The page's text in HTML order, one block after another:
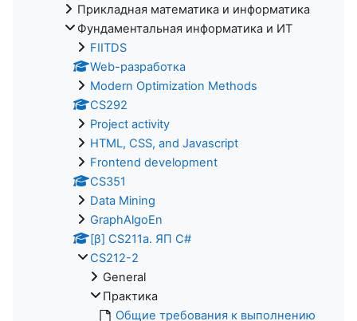
Прикладная математика и информатика
Фундаментальная информатика и ИТ
FIITDS
Web-разработка
Modern Optimization Methods
CS292
Project activity
HTML, CSS, and Javascript
Frontend development
CS351
Data Mining
GraphAlgoEn
[β] CS211a. ЯП С#
CS212-2
General
Практика
Общие требования к выполнению